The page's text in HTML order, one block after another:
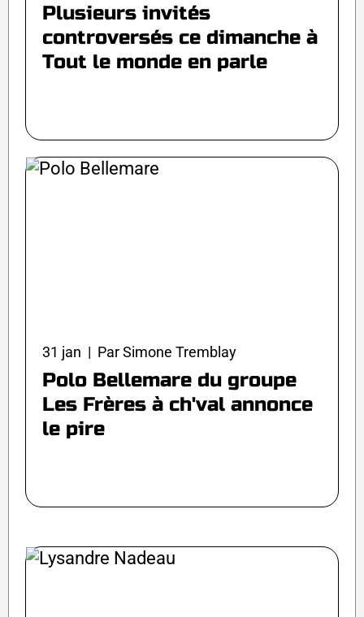
Plusieurs invités
controversés ce dimanche à
Tout le monde en parle
31 jan | Par Simone Tremblay
Polo Bellemare du groupe
Les Frères à ch'val annonce
le pire